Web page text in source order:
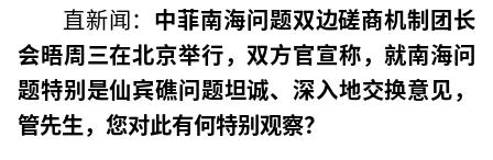
直新闻： 中菲南海问题双边磋商机制团长
会晤周三在北京举行，双方官宣称，就南海问
题特别是仙宾礁问题坦诚、深入地交换意见，
管先生，您对此有何特别观察？